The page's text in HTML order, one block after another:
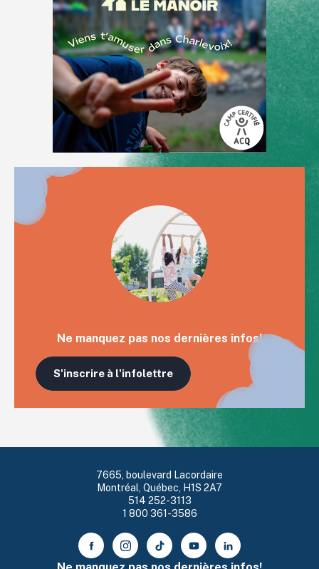
Ne manquez pas nos dernières infos!
S'inscrire à l'infolettre
7665, boulevard Lacordaire
Montréal, Québec, H1S 2A7
514 252-3113
1 800 361-3586